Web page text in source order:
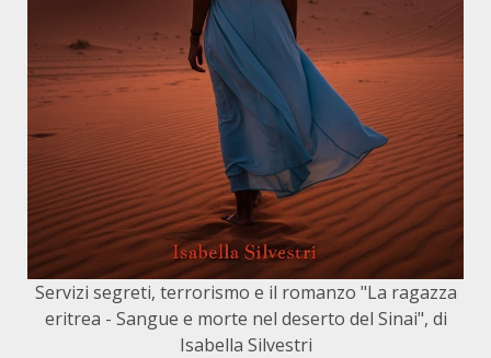
Servizi segreti, terrorismo e il romanzo "La ragazza
eritrea - Sangue e morte nel deserto del Sinai", di
Isabella Silvestri